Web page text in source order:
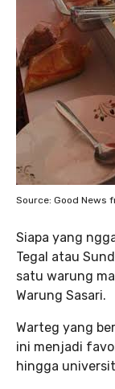
Source: Good News
Siapa yang
Tegal atau
satu warung
Warung Sasari.
Warteg yang
ini menjadi
hingga